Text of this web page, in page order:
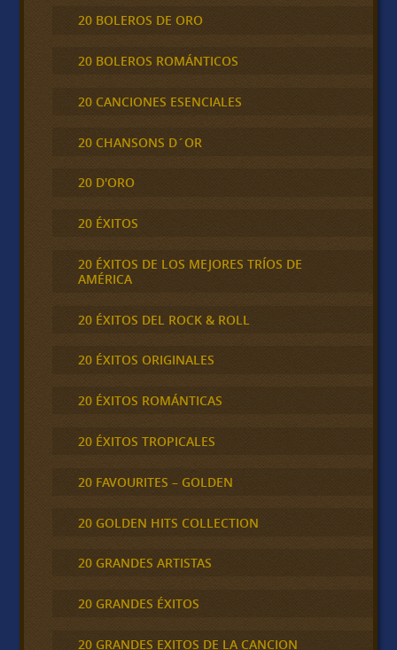
20 BOLEROS DE ORO
20 BOLEROS ROMÁNTICOS
20 CANCIONES ESENCIALES
20 CHANSONS D´OR
20 D'ORO
20 ÉXITOS
20 ÉXITOS DE LOS MEJORES TRÍOS DE
AMÉRICA
20 ÉXITOS DEL ROCK & ROLL
20 ÉXITOS ORIGINALES
20 ÉXITOS ROMÁNTICAS
20 ÉXITOS TROPICALES
20 FAVOURITES – GOLDEN
20 GOLDEN HITS COLLECTION
20 GRANDES ARTISTAS
20 GRANDES ÉXITOS
20 GRANDES EXITOS DE LA CANCION